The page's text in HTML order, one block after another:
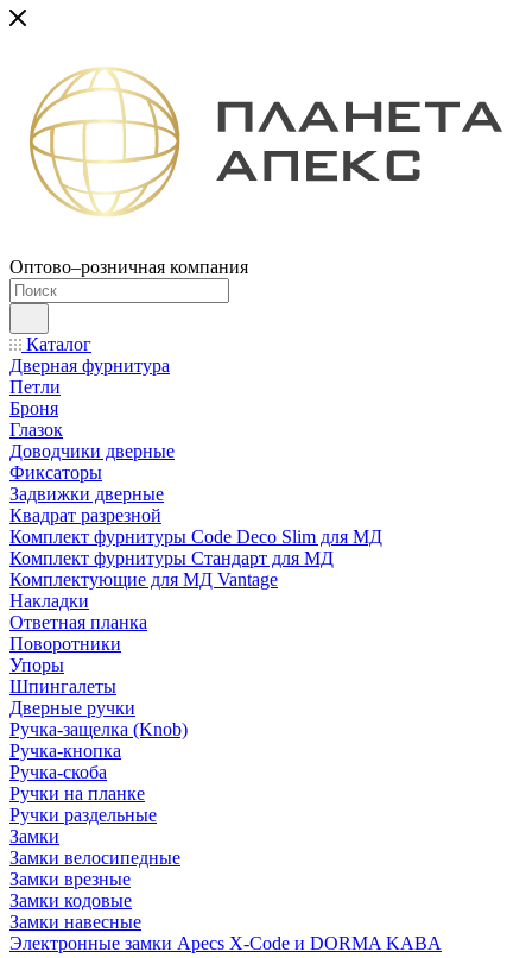
Оптово–розничная компания
Каталог
Дверная фурнитура
Петли
Броня
Глазок
Доводчики дверные
Фиксаторы
Задвижки дверные
Квадрат разрезной
Комплект фурнитуры Code Deco Slim для МД
Комплект фурнитуры Стандарт для МД
Комплектующие для МД Vantage
Накладки
Ответная планка
Поворотники
Упоры
Шпингалеты
Дверные ручки
Ручка-защелка (Knob)
Ручка-кнопка
Ручка-скоба
Ручки на планке
Ручки раздельные
Замки
Замки велосипедные
Замки врезные
Замки кодовые
Замки навесные
Электронные замки Apecs X-Code и DORMA KABA